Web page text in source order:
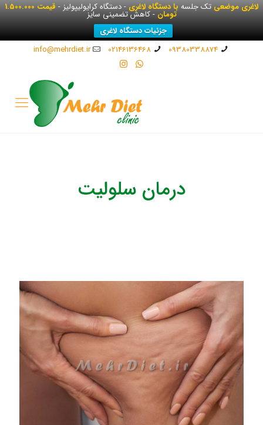
لاغری موضعیتک جلسهبا دستگاه لاغری- دستگاه کرایولیپولیز - قیمت 1.500.000
تومان- کاهش تضمینی سایز
جزئیات دستگاه لاغری
09380338874
02146136468
info@mehrdiet.ir
درمان سلولیت